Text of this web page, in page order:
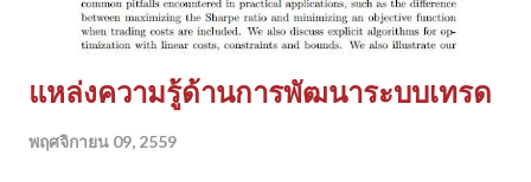
จะท ำให้เราเ...
แหล่งความรู้ด้านการพัฒนาระบบเทรด
พฤศจิกายน 09, 2559